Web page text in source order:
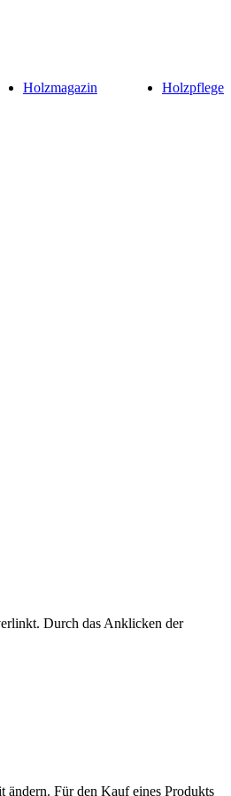
Holzmagazin
Holzpflege
Durch das Anklicken der
ändern. Für den Kauf eines Produkts